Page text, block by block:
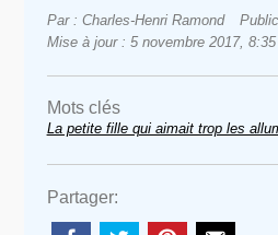
Par : Charles-Henri Ramond
Mise à jour : 5 novembre 2017, 8:35
Mots clés
La petite fille qui aimait trop les
Partager: